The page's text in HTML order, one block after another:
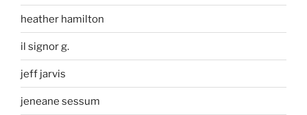
heather hamilton
il signor g.
jeff jarvis
jeneane sessum